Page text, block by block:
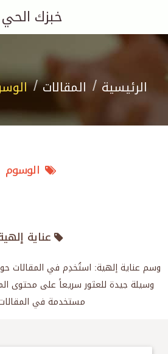
خبزك الحي
الرئيسية المقالات
الوسوم
عناية
وسيلة جيدة للعثور سريعاً على محتوى
مستخدمة في